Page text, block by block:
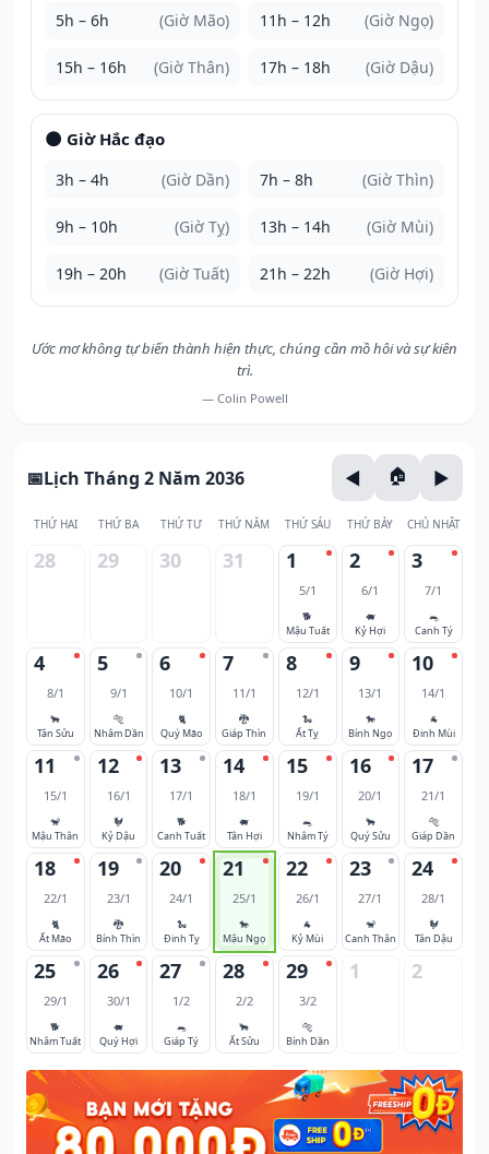
5h – 6h (Giờ Mão) 11h – 12h (Giờ Ngọ)
15h – 16h (Giờ Thân) 17h – 18h (Giờ Dậu)
🌑 Giờ Hắc đạo
3h – 4h (Giờ Dần) 7h – 8h (Giờ Thìn)
9h – 10h (Giờ Tỵ) 13h – 14h (Giờ Mùi)
19h – 20h (Giờ Tuất) 21h – 22h (Giờ Hợi)
Ước mơ không tự biến thành hiện thực, chúng cần mồ hôi và sự kiên
trì.
— Colin Powell
Lịch Tháng 2 Năm 2036
THỨ HAI THỨ BA THỨ TƯ THỨ NĂM THỨ SÁU THỨ BẢY CHỦ NHẬT
28 29 30 31 1
5/1
🐕
Mậu Tuất
2
6/1
🐖
Kỷ Hợi
3
7/1
🐀
Canh Tý
4
8/1
🐂
Tân Sửu
5
9/1
🐅
Nhâm Dần
6
10/1
🐈
Quý Mão
7
11/1
🐉
Giáp Thìn
8
12/1
🐍
Ất Tỵ
9
13/1
🐎
Bính Ngọ
10
14/1
🐐
Đinh Mùi
11
15/1
🐒
Mậu Thân
12
16/1
🐓
Kỷ Dậu
13
17/1
🐕
Canh Tuất
14
18/1
🐖
Tân Hợi
15
19/1
🐀
Nhâm Tý
16
20/1
🐂
Quý Sửu
17
21/1
🐅
Giáp Dần
18
22/1
🐈
Ất Mão
19
23/1
🐉
Bính Thìn
20
24/1
🐍
Đinh Tỵ
21
25/1
🐎
Mậu Ngọ
22
26/1
🐐
Kỷ Mùi
23
27/1
🐒
Canh Thân
24
28/1
🐓
Tân Dậu
25
29/1
🐕
Nhâm Tuất
26
30/1
🐖
Quý Hợi
27
1/2
🐀
Giáp Tý
28
2/2
🐂
Ất Sửu
29
3/2
🐅
Bính Dần
1 2